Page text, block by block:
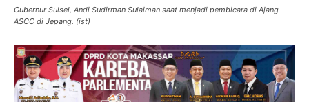
Gubernur Sulsel, Andi Sudirman Sulaiman saat menjadi pembicara di Ajang
ASCC di Jepang. (ist)